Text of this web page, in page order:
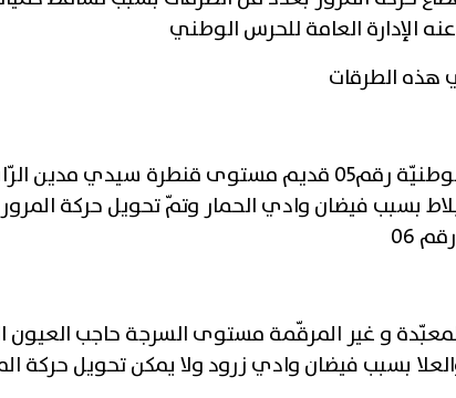
هذه الطرقات
الطّريق الوطنيّة رقم05 قديم مستوى قنطرة سيدي
بسبب فيضان وادي الحمار وتمّ تحويل حركة
06
و غير المرقّمة مستوى السرجة حاجب العيون
بسبب فيضان وادي زرود ولا يمكن تحويل حركة